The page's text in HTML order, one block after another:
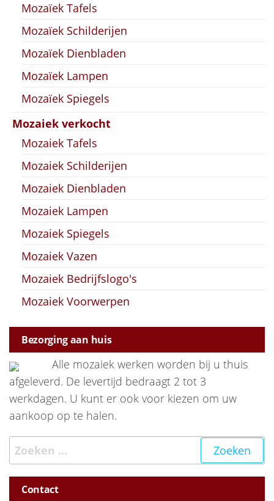
Mozaïek Tafels
Mozaïek Schilderijen
Mozaïek Dienbladen
Mozaïek Lampen
Mozaïek Spiegels
Mozaiek verkocht
Mozaiek Tafels
Mozaiek Schilderijen
Mozaiek Dienbladen
Mozaiek Lampen
Mozaiek Spiegels
Mozaiek Vazen
Mozaiek Bedrijfslogo's
Mozaiek Voorwerpen
Bezorging aan huis
Alle mozaiek werken worden bij u thuis
afgeleverd. De levertijd bedraagt 2 tot 3
werkdagen. U kunt er ook voor kiezen om uw
aankoop op te halen.
Zoeken naar:
Contact